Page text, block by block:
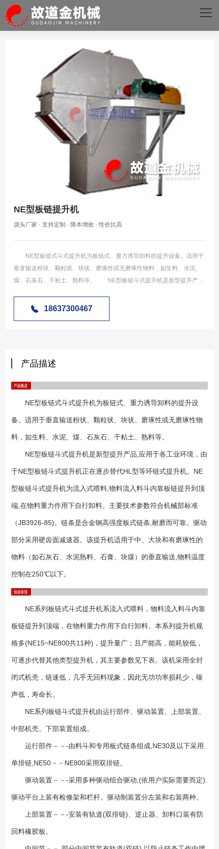
网站首页
D体育·电子（中国）官方网站
NE型板链提升机
源头厂家 · 支持定制 · 降本增效 · 性价比高
NE型板链式斗式提升机为板链式、重力诱导卸料的提升设备。适用于
垂直输送粉状、颗粒状、块状、磨琢性或无磨琢性物料，如生料、水泥、
煤、石灰石、干粘土、熟料等。 NE型板链斗式提升机是新型提升产品,
式提升机。NE型板链斗式提升机为流入式喂料,物料流入料斗内靠板链提升
系列板链式斗式提升机系流入式喂料，物料流入料斗内靠板链提升到顶
11种)，提升量广；且产能高，能耗较低，可逐步代替其他类型提升机，其
主要参数见下表。该机采用全封闭式机壳，链速低，几乎无回料现象，因
此无功功率损耗少，噪声低，寿命长。 NE系列板链斗式提升机由运行
－-由料斗和专用板式链条组成,NE30及以下采用单排链,NE50－－NE800
采用双排链。 驱动装置－－-采用多种驱动组合驱动,(依用户实际需要
上部装置－－-安装有轨道(双排链)、逆止器、卸料口装有防回料橡胶
板。 中间节－－-部分中间节装有轨道(双链),以防止链条工作中摆
动。 下部装置－－-安装有自动张紧装置。 NE型板链式提升机适
度一般不超过200℃，提升高度*高40m。其共有11种型号：NE15、
NE30、NE50、NE100、NE150、NE200、NE300、NE400、NE500、
类、特性及块度的要求少。不仅可提升粉状、粒状和块状物料，而且可提
升磨琢性大的物料和温度 £} 250℃的物料 。 2、输送能力大：该系列
挤压和碰撞现象，本机的设计保证物料在喂料、提升和卸料中不会撒落，
这就防止了物料对机体的磨损，输送链采用板链式高强度耐磨链条，延长
命超过5年。 4、驱动功率小：重力诱导式卸料，且采用密集型布置的
大容量料斗输送，链速低，且提升量大。物料提升时，几采无回料和挖料
可达较高的提升高度(高达40m)。 6、密封性好，环境污染少。
7、运行可靠性好：设计原理，保证了整机运行的可靠性。无故障时间超过
度高：机壳经折边、中间压筋，再经焊接，机壳刚性好，外型美观。
10、使用成本低：由于节能和维修少，使用成本较低。NE型板链斗式提升
型； 3、设备不局限以上型号，可以非标设计；
18637300467
产品描述
NE型板链式斗式提升机为板链式、重力诱导卸料的提升设
备。适用于垂直输送粉状、颗粒状、块状、磨琢性或无磨琢性物
料，如生料、水泥、煤、石灰石、干粘土、熟料等。
NE型板链斗式提升机是新型提升产品,应用于各工业环境，由
于NE型板链斗式提升机正在逐步替代HL型等环链式提升机。NE
型板链斗式提升机为流入式喂料,物料流入料斗内靠板链提升到顶
端,在物料重力作用下自行卸料。主要技术参数符合机械部标准
（JB3926-85)。链条是合金钢高强度板式链条,耐磨而可靠。驱动
部分采用硬齿面减速器。该提升机适用于中、大块和有磨琢性的
物料（如石灰石、水泥熟料、石膏、块煤）的垂直输送,物料温度
控制在250℃以下。
NE系列板链式斗式提升机系流入式喂料，物料流入料斗内靠
板链提升到顶端，在物料重力作用下自行卸料。本系列提升机规
格多(NE15~NE800共11种)，提升量广；且产能高，能耗较低，
可逐步代替其他类型提升机，其主要参数见下表。该机采用全封
闭式机壳，链速低，几乎无回料现象，因此无功功率损耗少，噪
声低，寿命长。
NE系列板链斗式提升机由运行部件、驱动装置、上部装置、
中部机壳、下部装置组成。
运行部件－－-由料斗和专用板式链条组成,NE30及以下采用
单排链,NE50－－NE800采用双排链。
驱动装置－－-采用多种驱动组合驱动,(依用户实际需要而定).
驱动平台上装有检修架和栏杆。驱动制装置分左装和右装两种。
上部装置－－-安装有轨道(双排链)、逆止器、卸料口装有防
回料橡胶板。